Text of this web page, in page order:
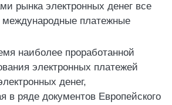
рынка электронных денег все
международные платежные
наиболее проработанной
электронных платежей
денег,
в ряде документов Европейского